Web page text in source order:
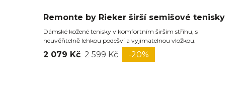
Remonte by Rieker širší semišové tenisky
Dámské kožené tenisky v komfortním širším střihu, s
neuvěřitelně lehkou podešví a vyjímatelnou vložkou.
2 079 Kč 2 599 Kč -20%